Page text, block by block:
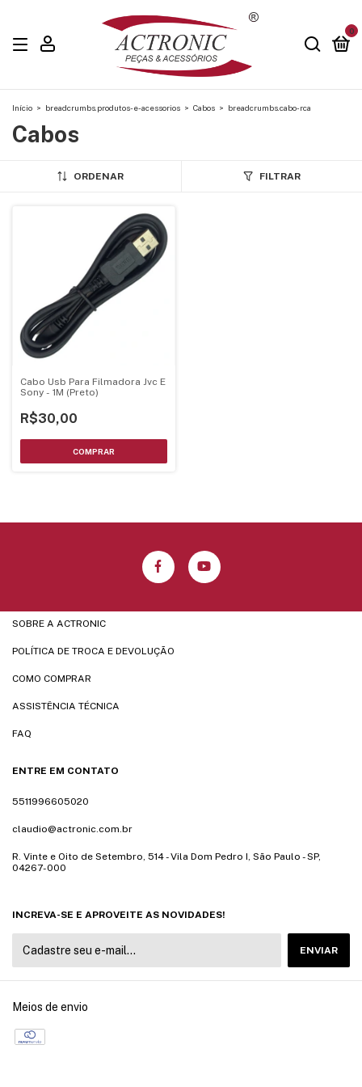
0
Início > breadcrumbs.produtos-e-acessorios > Cabos > breadcrumbs.cabo-rca
Cabos
ORDENAR FILTRAR
Cabo Usb Para Filmadora Jvc E
Sony - 1M (Preto)
R$30,00
SOBRE A ACTRONIC
POLÍTICA DE TROCA E DEVOLUÇÃO
COMO COMPRAR
ASSISTÊNCIA TÉCNICA
FAQ
ENTRE EM CONTATO
5511996605020
claudio@actronic.com.br
R. Vinte e Oito de Setembro, 514 - Vila Dom Pedro I, São Paulo - SP,
04267-000
INCREVA-SE E APROVEITE AS NOVIDADES!
Meios de envio